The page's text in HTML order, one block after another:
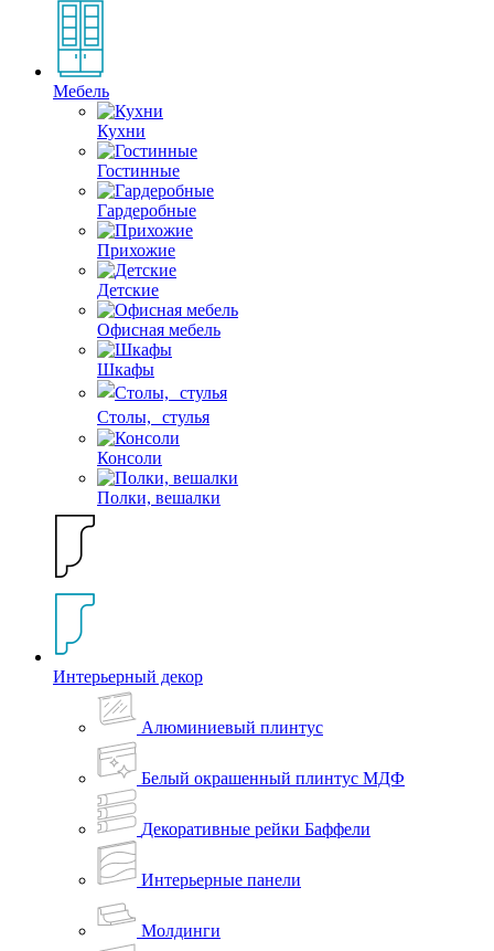
Мебель
Кухни
Гостинные
Гардеробные
Прихожие
Детские
Офисная мебель
Шкафы
Столы, стулья
Консоли
Полки, вешалки
Интерьерный декор
Алюминиевый плинтус
Белый окрашенный плинтус МДФ
Декоративные рейки Баффели
Интерьерные панели
Молдинги